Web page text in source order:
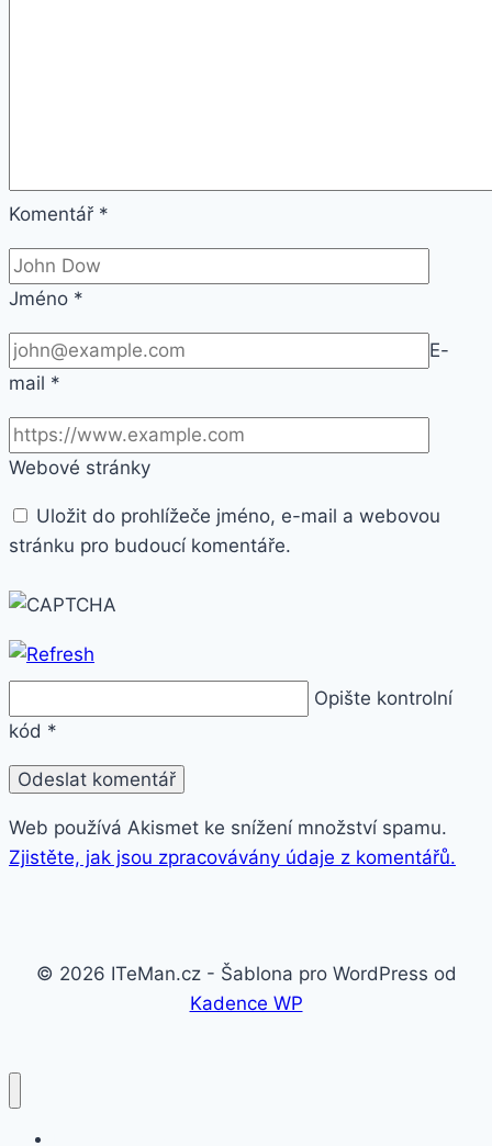
Komentář *
Jméno *
E-
mail *
Webové stránky
Uložit do prohlížeče jméno, e-mail a webovou
stránku pro budoucí komentáře.
Opište kontrolní
kód *
Web používá Akismet ke snížení množství spamu.
Zjistěte, jak jsou zpracovávány údaje z komentářů.
© 2026 ITeMan.cz - Šablona pro WordPress od
Kadence WP